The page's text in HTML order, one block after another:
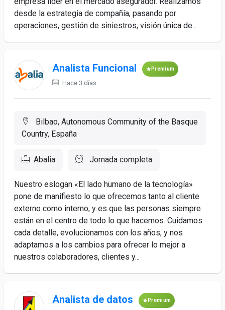
desde la estrategia de compañía, pasando por
operaciones, gestión de siniestros, visión única de...
Analista Funcional Premium
Hace 3 días
Bilbao, Autonomous Community of the Basque
Country, España
Abalia Jornada completa
Nuestro eslogan «El lado humano de la tecnología»
pone de manifiesto lo que ofrecemos tanto al cliente
externo como interno, y es que las personas siempre
están en el centro de todo lo que hacemos. Cuidamos
cada detalle, evolucionamos con los años, y nos
adaptamos a los cambios para ofrecer lo mejor a
nuestros colaboradores, clientes y...
Analista de datos Premium